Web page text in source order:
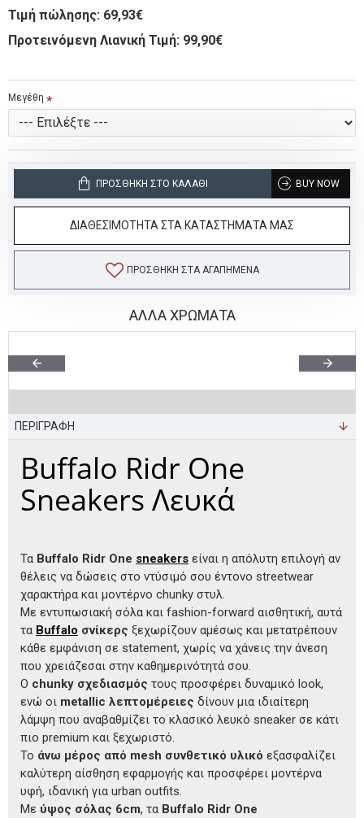
Τιμή πώλησης: 69,93€
Προτεινόμενη Λιανική Τιμή: 99,90€
Μεγέθη
ΠΡΟΣΘΉΚΗ ΣΤΟ ΚΑΛΆΘΙ BUY NOW
ΔΙΑΘΕΣΙΜΟΤΗΤΑ ΣΤΑ ΚΑΤΑΣΤΗΜΑΤΑ ΜΑΣ
ΠΡΟΣΘΉΚΗ ΣΤΑ ΑΓΑΠΗΜΈΝΑ
ΑΛΛΑ ΧΡΩΜΑΤΑ
ΠΕΡΙΓΡΑΦΗ
Buffalo Ridr One
Sneakers Λευκά
Τα Buffalo Ridr One sneakers είναι η απόλυτη επιλογή αν
θέλεις να δώσεις στο ντύσιμό σου έντονο streetwear
χαρακτήρα και μοντέρνο chunky στυλ.
Με εντυπωσιακή σόλα και fashion-forward αισθητική, αυτά
τα Buffalo σνίκερς ξεχωρίζουν αμέσως και μετατρέπουν
κάθε εμφάνιση σε statement, χωρίς να χάνεις την άνεση
που χρειάζεσαι στην καθημερινότητά σου.
Ο chunky σχεδιασμός τους προσφέρει δυναμικό look,
ενώ οι metallic λεπτομέρειες δίνουν μια ιδιαίτερη
λάμψη που αναβαθμίζει το κλασικό λευκό sneaker σε κάτι
πιο premium και ξεχωριστό.
Το άνω μέρος από mesh συνθετικό υλικό εξασφαλίζει
καλύτερη αίσθηση εφαρμογής και προσφέρει μοντέρνα
υφή, ιδανική για urban outfits.
Με ύψος σόλας 6cm, τα Buffalo Ridr One